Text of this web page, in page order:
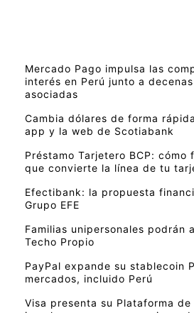
Mercado Pago impulsa las
interés en Perú junto a
asociadas
Cambia dólares de forma
app y la web de Scotiabank
Préstamo Tarjetero BCP:
que convierte la línea de tu
Efectibank: la propuesta
Grupo EFE
Familias unipersonales podrán
Techo Propio
PayPal expande su stablecoin
mercados, incluido Perú
Visa presenta su Plataforma